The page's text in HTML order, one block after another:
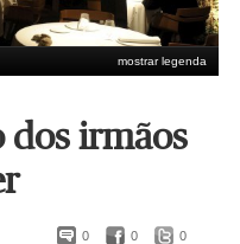
mostrar legenda
dos irmãos
0 0 0